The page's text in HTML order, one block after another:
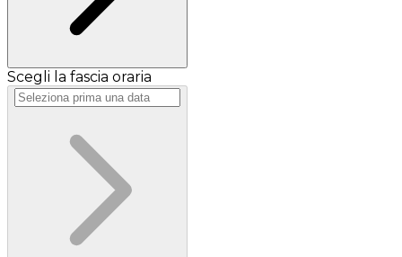
Scegli la fascia oraria